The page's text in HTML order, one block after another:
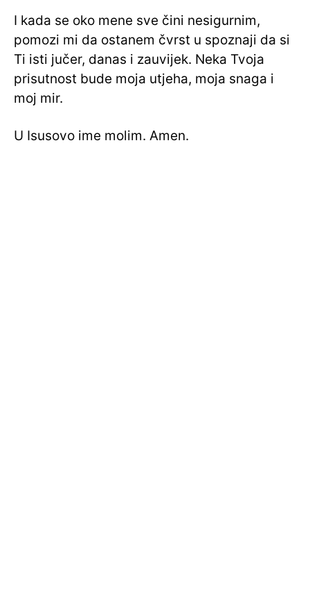
I kada se oko mene sve čini nesigurnim,
pomozi mi da ostanem čvrst u spoznaji da si
Ti isti jučer, danas i zauvijek. Neka Tvoja
prisutnost bude moja utjeha, moja snaga i
moj mir.
U Isusovo ime molim. Amen.